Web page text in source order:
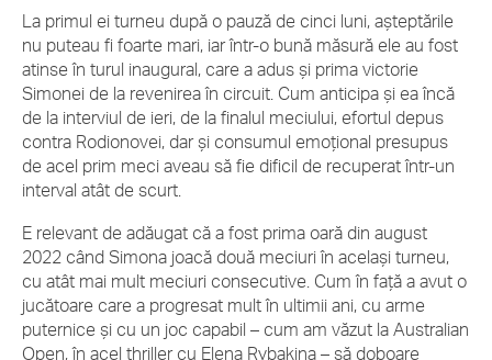
La primul ei turneu după o pauză de cinci luni, așteptările
nu puteau fi foarte mari, iar într-o bună măsură ele au fost
atinse în turul inaugural, care a adus și prima victorie
Simonei de la revenirea în circuit. Cum anticipa și ea încă
de la interviul de ieri, de la finalul meciului, efortul depus
contra Rodionovei, dar și consumul emoțional presupus
de acel prim meci aveau să fie dificil de recuperat într-un
interval atât de scurt.
E relevant de adăugat că a fost prima oară din august
2022 când Simona joacă două meciuri în același turneu,
cu atât mai mult meciuri consecutive. Cum în față a avut o
jucătoare care a progresat mult în ultimii ani, cu arme
puternice și cu un joc capabil – cum am văzut la Australian
Open, în acel thriller cu Elena Rybakina – să doboare